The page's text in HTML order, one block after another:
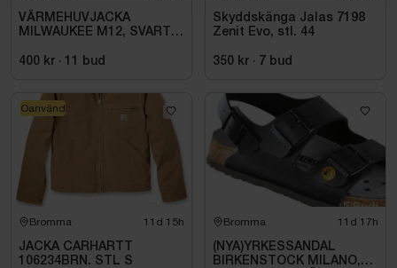
VÄRMEHUVJACKA
MILWAUKEE M12, SVART
400 kr · 11 bud
Skyddskänga Jalas 7198
Zenit Evo, stl. 44
350 kr · 7 bud
Bromma 11d 15h
JACKA CARHARTT
106234BRN. STL S
Oanvänd
Bromma 11d 17h
(NYA)YRKESSANDAL
BIRKENSTOCK MILANO,